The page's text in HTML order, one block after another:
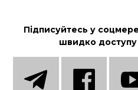
Підписуйтесь у
швидко доступу